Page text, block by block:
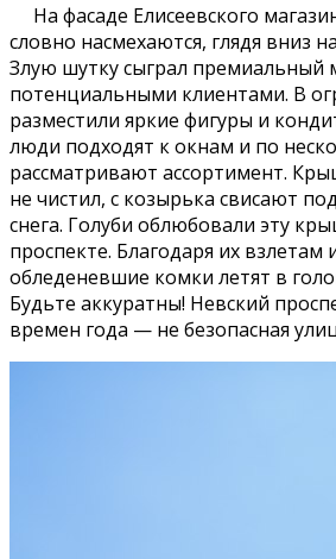
На фасаде Елисеевского
словно насмехаются, глядя вниз
Злую шутку сыграл премиальный
потенциальными клиентами. В
разместили яркие фигуры и
люди подходят к окнам и по
рассматривают ассортимент.
не чистил, с козырька свисают
снега. Голуби облюбовали эту
проспекте. Благодаря их взлетам
обледеневшие комки летят в
Будьте аккуратны! Невский
времен года — не безопасная